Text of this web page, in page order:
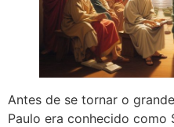
Antes de se tornar o
Paulo era conhecido como